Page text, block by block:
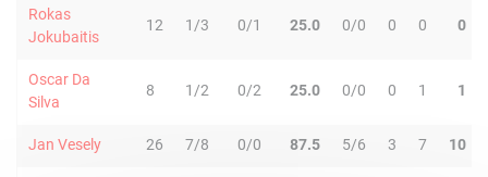
Rokas
Jokubaitis
12 1/3 0/1 25.0 0/0 0 0 0
Oscar Da
Silva
8 1/2 0/2 25.0 0/0 0 1 1
Jan Vesely 26 7/8 0/0 87.5 5/6 3 7 10